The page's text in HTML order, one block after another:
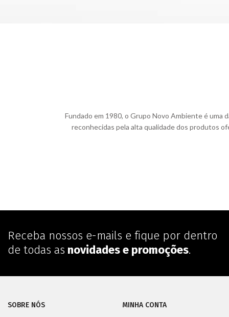
Fundado em 1980, o Grupo Novo Ambiente é uma
reconhecidas pela alta qualidade dos produtos
Receba nossos e-mails e fique por dentro
de todas as novidades e promoções.
SOBRE NÓS MINHA CONTA